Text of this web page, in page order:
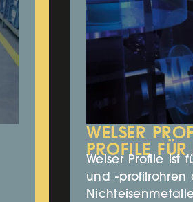
WELSER
ROFILE FÜR
Welser Profile ist
und -profilrohren